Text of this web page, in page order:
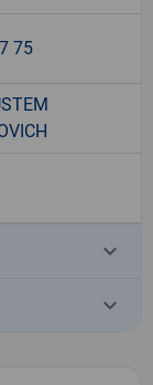
75
keyboard_arrow_down
keyboard_arrow_down